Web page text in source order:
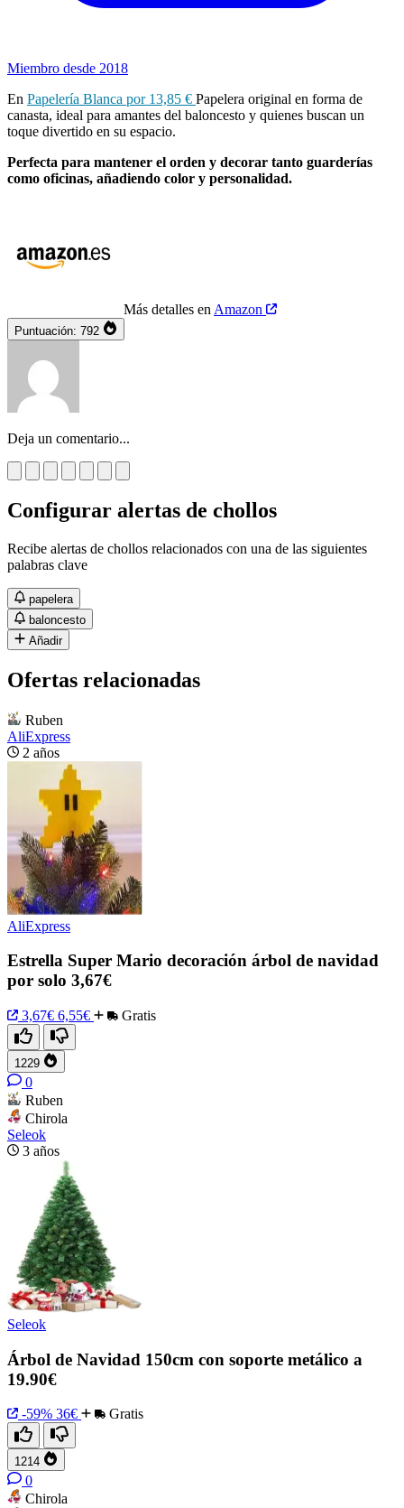
Miembro desde 2018
En Papelería Blanca por 13,85 € Papelera original en forma de
canasta, ideal para amantes del baloncesto y quienes buscan un
toque divertido en su espacio.
Perfecta para mantener el orden y decorar tanto guarderías
como oficinas, añadiendo color y personalidad.
Más detalles en Amazon
Puntuación: 792
Deja un comentario...
Configurar alertas de chollos
Recibe alertas de chollos relacionados con una de las siguientes
palabras clave
papelera
baloncesto
Añadir
Ofertas relacionadas
Ruben
AliExpress
2 años
AliExpress
Estrella Super Mario decoración árbol de navidad
por solo 3,67€
3,67€ 6,55€ Gratis
1229
0
Ruben
Chirola
Seleok
3 años
Seleok
Árbol de Navidad 150cm con soporte metálico a
19.90€
-59% 36€ Gratis
1214
0
Chirola